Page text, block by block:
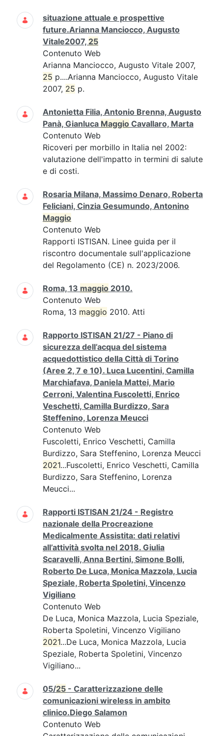
situazione attuale e prospettive
future.Arianna Manciocco, Augusto
Vitale2007, 25
Contenuto Web
Arianna Manciocco, Augusto Vitale 2007,
25 p....Arianna Manciocco, Augusto Vitale
2007, 25 p.
Antonietta Filia, Antonio Brenna, Augusto
Panà, Gianluca Maggio Cavallaro, Marta
Contenuto Web
Ricoveri per morbillo in Italia nel 2002:
valutazione dell'impatto in termini di salute
e di costi.
Rosaria Milana, Massimo Denaro, Roberta
Feliciani, Cinzia Gesumundo, Antonino
Maggio
Contenuto Web
Rapporti ISTISAN. Linee guida per il
riscontro documentale sull'applicazione
del Regolamento (CE) n. 2023/2006.
Roma, 13 maggio 2010.
Contenuto Web
Roma, 13 maggio 2010. Atti
Rapporto ISTISAN 21/27 - Piano di
sicurezza dell’acqua del sistema
acquedottistico della Città di Torino
(Aree 2, 7 e 10). Luca Lucentini, Camilla
Marchiafava, Daniela Mattei, Mario
Cerroni, Valentina Fuscoletti, Enrico
Veschetti, Camilla Burdizzo, Sara
Steffenino, Lorenza Meucci
Contenuto Web
Fuscoletti, Enrico Veschetti, Camilla
Burdizzo, Sara Steffenino, Lorenza Meucci
2021...Fuscoletti, Enrico Veschetti, Camilla
Burdizzo, Sara Steffenino, Lorenza
Meucci...
Rapporti ISTISAN 21/24 - Registro
nazionale della Procreazione
Medicalmente Assistita: dati relativi
all’attività svolta nel 2018. Giulia
Scaravelli, Anna Bertini, Simone Bolli,
Roberto De Luca, Monica Mazzola, Lucia
Speziale, Roberta Spoletini, Vincenzo
Vigiliano
Contenuto Web
De Luca, Monica Mazzola, Lucia Speziale,
Roberta Spoletini, Vincenzo Vigiliano
2021...De Luca, Monica Mazzola, Lucia
Speziale, Roberta Spoletini, Vincenzo
Vigiliano...
05/25 - Caratterizzazione delle
comunicazioni wireless in ambito
clinico.Diego Salamon
Contenuto Web